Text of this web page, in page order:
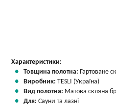
Характеристики:
Товщина полотна: Гартоване
Виробник: TESLI (Україна)
Вид полотна: Матова скляна
Для: Сауни та лазні